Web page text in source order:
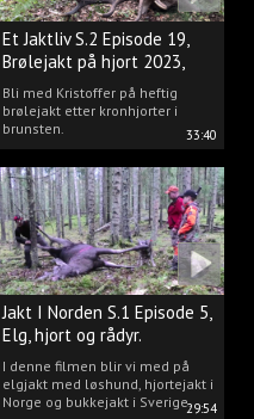
33:40
Et Jaktliv S.2 Episode 19,
Brølejakt på hjort 2023,
del.1
Bli med Kristoffer på heftig
brølejakt etter kronhjorter i
brunsten.
29:54
Jakt I Norden S.1 Episode 5,
Elg, hjort og rådyr.
I denne filmen blir vi med på
elgjakt med løshund, hjortejakt i
Norge og bukkejakt i Sverige.